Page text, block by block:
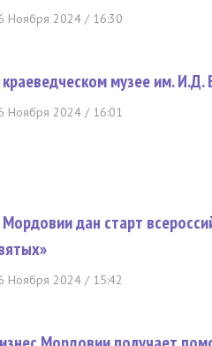
Ноября 2024 / 16:30
музее им.
Ноября 2024 / 16:01
дан старт
Ноября 2024 / 15:42